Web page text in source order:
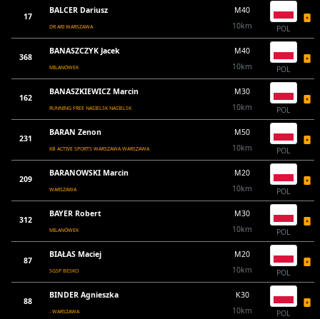
17
BALCER Dariusz
DR ARI WARSZAWA
M40
10km
POL
368
BANASZCZYK Jacek
MILANÓWEK
M40
10km
POL
162
BANASZKIEWICZ Marcin
RUNNING FREE NASIELSK NASIELSK
M30
10km
POL
231
BARAN Zenon
KB ACTIVE SPORTS WARSZAWA WARSZAWA
M50
10km
POL
209
BARANOWSKI Marcin
WARSZAWA
M20
10km
POL
312
BAYER Robert
MILANÓWEK
M30
10km
POL
87
BIAŁAS Maciej
SGSP BESKO
M20
10km
POL
88
BINDER Agnieszka
- WARSZAWA
K30
10km
POL